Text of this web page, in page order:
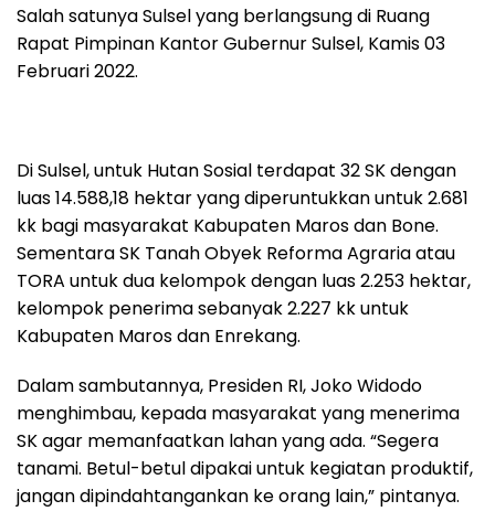
Salah satunya Sulsel yang berlangsung di Ruang
Rapat Pimpinan Kantor Gubernur Sulsel, Kamis 03
Februari 2022.
Di Sulsel, untuk Hutan Sosial terdapat 32 SK dengan
luas 14.588,18 hektar yang diperuntukkan untuk 2.681
kk bagi masyarakat Kabupaten Maros dan Bone.
Sementara SK Tanah Obyek Reforma Agraria atau
TORA untuk dua kelompok dengan luas 2.253 hektar,
kelompok penerima sebanyak 2.227 kk untuk
Kabupaten Maros dan Enrekang.
Dalam sambutannya, Presiden RI, Joko Widodo
menghimbau, kepada masyarakat yang menerima
SK agar memanfaatkan lahan yang ada. “Segera
tanami. Betul-betul dipakai untuk kegiatan produktif,
jangan dipindahtangankan ke orang lain,” pintanya.